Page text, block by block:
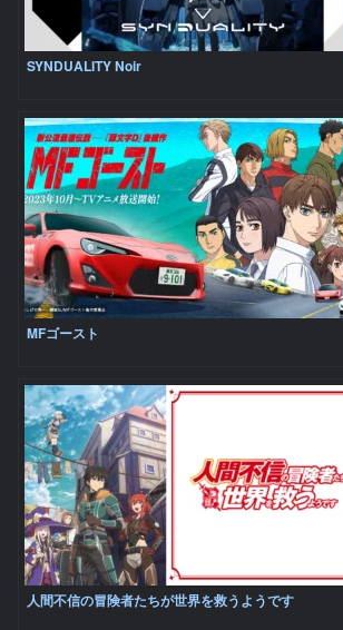
SYNDUALITY Noir
MFゴースト
人間不信の冒険者たちが世界を救うようです